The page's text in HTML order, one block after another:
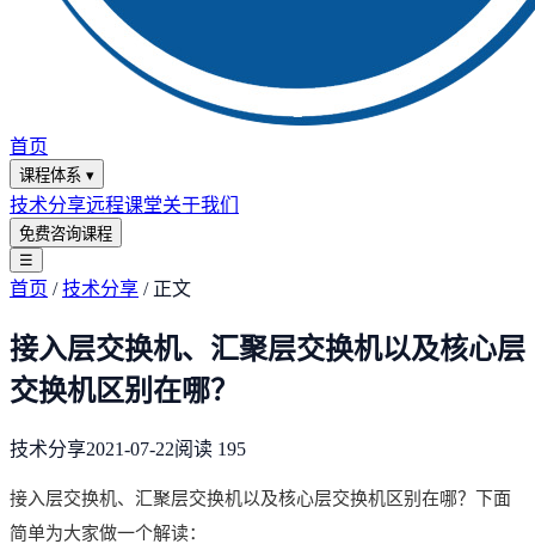
首页
课程体系 ▾
技术分享远程课堂关于我们
免费咨询课程
☰
首页 /技术分享 / 正文
接入层交换机、汇聚层交换机以及核心层
交换机区别在哪？
技术分享2021-07-22阅读 195
接入层交换机、汇聚层交换机以及核心层交换机区别在哪？下面
简单为大家做一个解读：